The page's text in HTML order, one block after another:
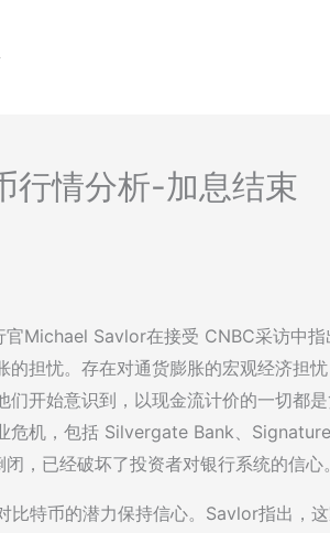
行情分析-加息结束
Michael Savlor在接受 CNBC采访中指
的担忧。存在对通货膨胀的宏观经济担
们开始意识到，以现金流计价的一切都
危机，包括 Silvergate Bank、
，已经破坏了投资者对银行系统的信心。
特币的潜力保持信心。Savlor指出，